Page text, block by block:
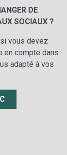
DE
SOCIAUX ?
vous devez
en compte dans
adapté à vos